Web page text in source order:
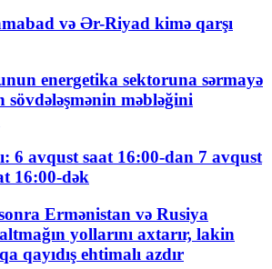
və Ər-Riyad kimə qarşı
energetika sektoruna sərmayə
sövdələşmənin məbləğini
6 avqust saat 16:00-dan 7 avqust
16:00-dək
Ermənistan və Rusiya
yollarını axtarır, lakin
qayıdış ehtimalı azdır